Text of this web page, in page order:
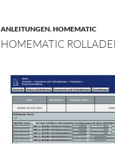
ANLEITUNGEN,HOMEMATIC
HOMEMATIC